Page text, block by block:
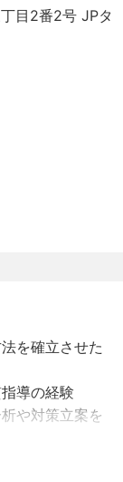
トブランド商品
ャンルの品質
品開発全体の
の問題点を発見
いう特性上、
も期待できま
質指導
案
アリング
準化
目2番2号 JPタ
アタイム10:00
日付与）
を確立させた
導の経験
や対策立案を